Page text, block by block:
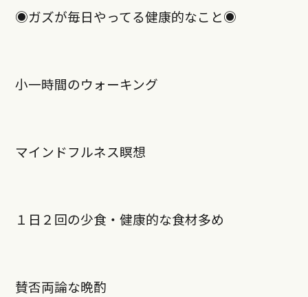
◉ガズが毎日やってる健康的なこと◉
小一時間のウォーキング
マインドフルネス瞑想
１日２回の少食・健康的な食材多め
賛否両論な晩酌